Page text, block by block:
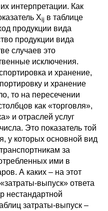
интерпретации. Как
Xij в таблице
продукции вида
продукции вида
случаев это
исключения.
и хранение,
и хранение
то на пересечении
как «торговля»,
и отраслей услуг
Это показатель той
у которых основной вид
за
ими в
А каких – на этот
выпуск» ответа
нестандартной
затраты-выпуск –